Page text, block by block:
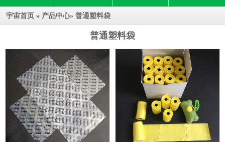
宇宙首页 » 产品中心» 普通塑料袋
普通塑料袋